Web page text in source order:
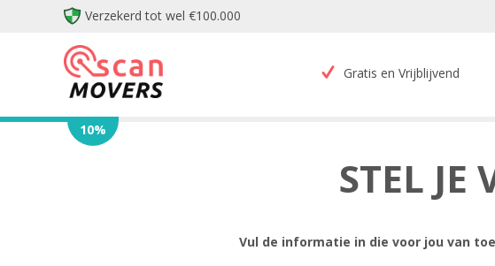
Verzekerd tot wel €100.000
Gratis en Vrijblijvend
10%
STEL JE
Vul de informatie in die voor jou van